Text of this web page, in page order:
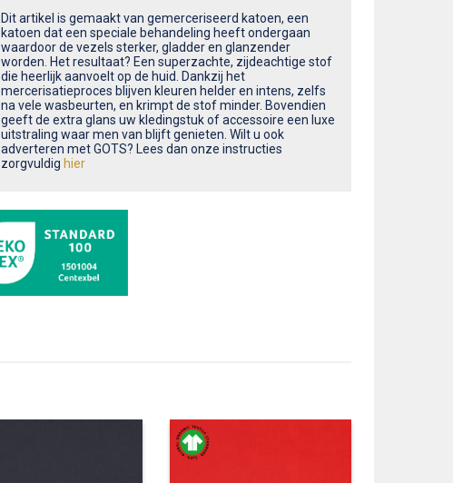
Dit artikel is gemaakt van gemerceriseerd katoen, een
katoen dat een speciale behandeling heeft ondergaan
waardoor de vezels sterker, gladder en glanzender
worden. Het resultaat? Een superzachte, zijdeachtige stof
die heerlijk aanvoelt op de huid. Dankzij het
mercerisatieproces blijven kleuren helder en intens, zelfs
na vele wasbeurten, en krimpt de stof minder. Bovendien
geeft de extra glans uw kledingstuk of accessoire een luxe
uitstraling waar men van blijft genieten. Wilt u ook
adverteren met GOTS? Lees dan onze instructies
zorgvuldig hier